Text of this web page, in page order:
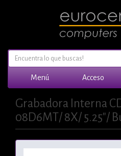
Menú Acceso
Grabadora Interna
08D6MT/ 8X/ 5.25"/